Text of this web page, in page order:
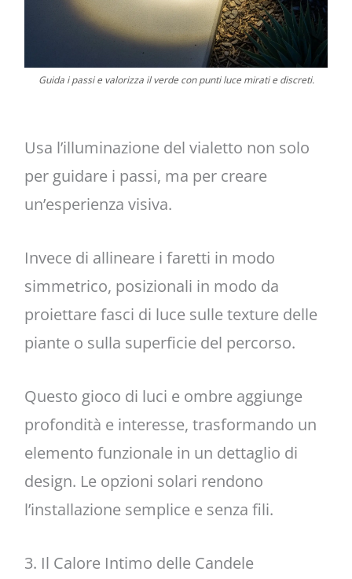
Guida i passi e valorizza il verde con punti luce mirati e discreti.
Usa l’illuminazione del vialetto non solo
per guidare i passi, ma per creare
un’esperienza visiva.
Invece di allineare i faretti in modo
simmetrico, posizionali in modo da
proiettare fasci di luce sulle texture delle
piante o sulla superficie del percorso.
Questo gioco di luci e ombre aggiunge
profondità e interesse, trasformando un
elemento funzionale in un dettaglio di
design. Le opzioni solari rendono
l’installazione semplice e senza fili.
3. Il Calore Intimo delle Candele